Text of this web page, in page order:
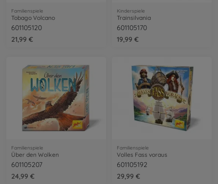
Familienspiele
Tobago Volcano
601105120
21,99 €
Kinderspiele
Trainsilvania
601105170
19,99 €
Familienspiele
Über den Wolken
601105207
24,99 €
Familienspiele
Volles Fass voraus
601105192
29,99 €